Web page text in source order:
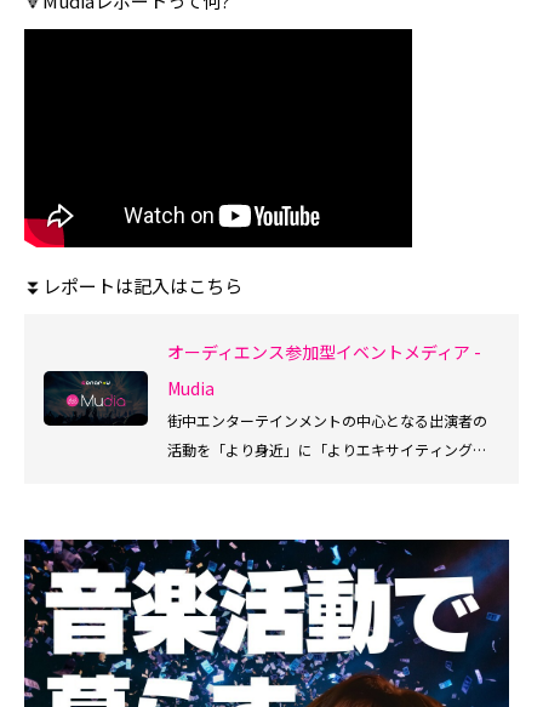
⏬レポートは記入はこちら
オーディエンス参加型イベントメディア -
Mudia
街中エンターテインメントの中心となる出演者の
活動を「より身近」に「よりエキサイティング」